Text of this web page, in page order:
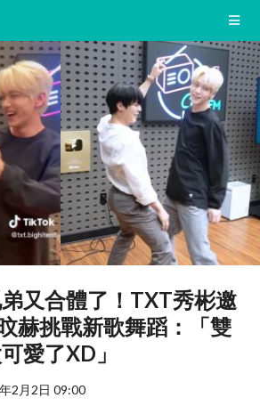
又合體了！TXT秀彬邀
赫挑戰新歌舞蹈：「雙
愛了XD」
2月2日 09:00